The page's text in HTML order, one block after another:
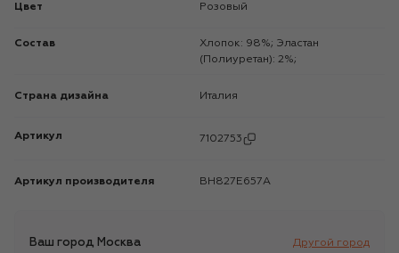
Цвет Розовый
Состав
Хлопок: 98%; Эластан
(Полиуретан): 2%;
Страна дизайна Италия
Артикул 7102753
Артикул производителя BH827E657A
Ваш город Москва Другой город